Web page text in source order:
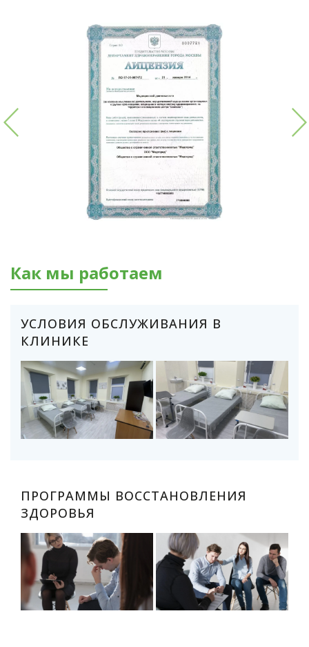
Как мы работаем
УСЛОВИЯ ОБСЛУЖИВАНИЯ В
КЛИНИКЕ
ПРОГРАММЫ ВОССТАНОВЛЕНИЯ
ЗДОРОВЬЯ